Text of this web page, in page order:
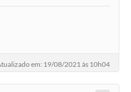
em: 19/08/2021 às 10h04